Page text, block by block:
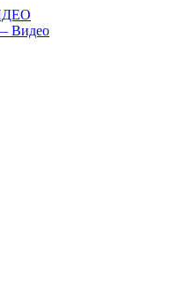
Видео